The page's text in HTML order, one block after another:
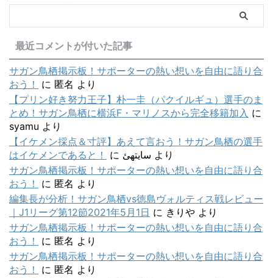
最近コメントが付いた記事
サガン鳥栖掲示板！サポーターの熱い想いを自由に語り合
おう！
に 匿名 より
【プリン好き努力王子】朴一圭（パクイルギュ）選手のま
とめ！サガン鳥栖に横浜F・マリノスから完全移籍加入 に
syamu より
【イケメン採点＆寸評】あえて言おう！サガン鳥栖の選手
はイケメンであると！
に سایتهئ より
サガン鳥栖掲示板！サポーターの熱い想いを自由に語り合
おう！
に 匿名 より
編集長が分析！サガン鳥栖vs徳島ヴォルティス戦レビュー
｜J1リーグ第12節2021年5月1日 に きりや より
サガン鳥栖掲示板！サポーターの熱い想いを自由に語り合
おう！
に 匿名 より
サガン鳥栖掲示板！サポーターの熱い想いを自由に語り合
おう！
に 匿名 より